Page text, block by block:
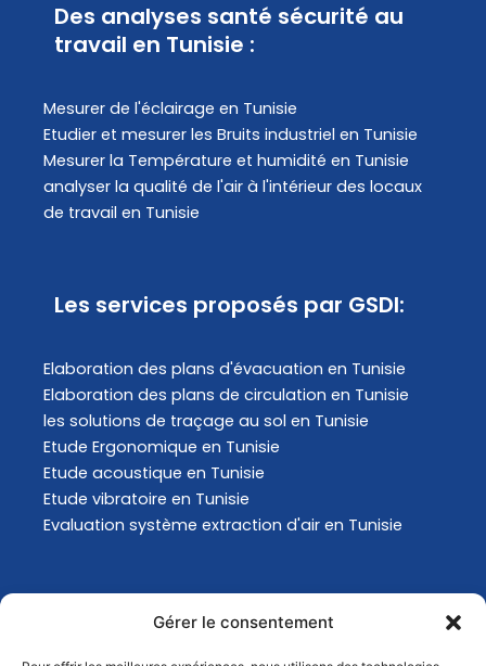
Gérer le consentement
Des analyses santé sécurité au
travail en Tunisie :
Mesurer de l'éclairage en Tunisie
Etudier et mesurer les Bruits industriel en Tunisie
Mesurer la Température et humidité en Tunisie
analyser la qualité de l'air à l'intérieur des locaux
de travail en Tunisie
Les services proposés par GSDI:
Elaboration des plans d'évacuation​ en Tunisie
Elaboration des plans de circulation en Tunisie
les solutions de traçage au sol en Tunisie
Etude Ergonomique en Tunisie
Etude acoustique en Tunisie
Etude vibratoire en Tunisie
Evaluation système extraction d'air en Tunisie
Actualités